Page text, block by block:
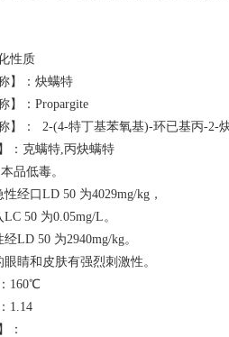
性质
】：炔螨特
】：Propargite
称】： 2-(4-特丁基苯氧基)-环已基丙-2-
：克螨特,丙炔螨特
品低毒。
经口LD 50 为4029mg/kg，
50 为0.05mg/L。
LD 50 为2940mg/kg。
睛和皮肤有强烈刺激性。
160℃
1.14
：